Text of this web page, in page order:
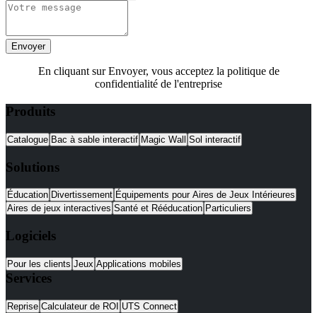
Envoyer
En cliquant sur Envoyer, vous acceptez la politique de
confidentialité de l'entreprise
Produits
Catalogue Bac à sable interactif Magic Wall Sol interactif
Solutions
Éducation Divertissement Équipements pour Aires de Jeux Intérieures
Aires de jeux interactives Santé et Rééducation Particuliers
Logiciels
Pour les clients Jeux Applications mobiles
Services
Reprise Calculateur de ROI UTS Connect